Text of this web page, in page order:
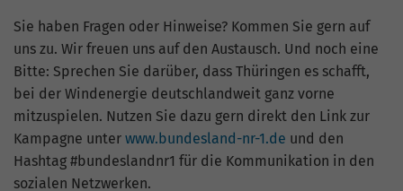
Bitte: Sprechen Sie darüber, dass Thüringen es schafft,
bei der Windenergie deutschlandweit ganz vorne
mitzuspielen. Nutzen Sie dazu gern direkt den Link zur
Kampagne unterwww.bundesland-nr-1.deund den
Hashtag #bundeslandnr1 für die Kommunikation in den
sozialen Netzwerken.